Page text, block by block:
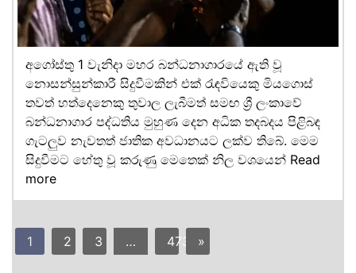
අගෝස්තු 1 වැනිදා මහර බන්ධනාගාරයේ ඇති වූ
නොසන්සුන්කාරී සිදුවීමකින් එක් රැඳවියෙකු මියගොස්
තවත් හත්දෙනෙකු තුවාල ලැබීමත් සමඟ ශ්‍රී ලංකාවේ
බන්ධනාගාර පද්ධතිය මුහුණ දෙන අධික තදබදය පිළිබඳ
ගැටලුව නැවතත් ජාතික අවධානයට ලක්ව තිබේ. මෙම
සිදුවීමට හේතු වූ කරුණු මෙතෙක් නිල වශයෙන් Read
more
1 2 3 … 473 »